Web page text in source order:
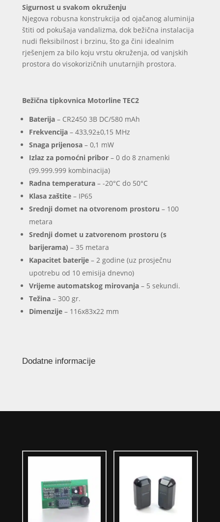
Sigurnost u svakom okruženju
Njegova robusna konstrukcija od ojačanog aluminija
štiti od pokušaja vandalizma, dok bežična instalacija
nudi fleksibilnost i brzinu, što ga čini idealnim
rješenjem za bilo koju vrstu okruženja, od vanjskih
prostora do visokorizičnih unutarnjih prostora.
Bežična tipkovnica Motorline TEC2
Baterija– CR2450 3B DC/580 mAh
Frekvencija– 433,92±0,15 MHz
Snaga prijenosa– 0,1 mW
Izlaz za pomoćni pribor– 0 do 8 znamenki
(99.999.999 kombinacija)
Radna temperatura– -20°C do 50°C
Klasa zaštite– IP65
Srednji domet na otvorenom prostoru – 100
metara
Srednji domet u zatvorenom prostoru (s
barijerama) – 35 metara
Kapacitet baterije– 2 godine (uz prosječnu
upotrebu od 10 emisija dnevno)
Vrijeme automatskog mirovanja– 5 sekundi.
Težina– 300 gr.
Dimenzije– 116x83x22 mm
Dodatne informacije